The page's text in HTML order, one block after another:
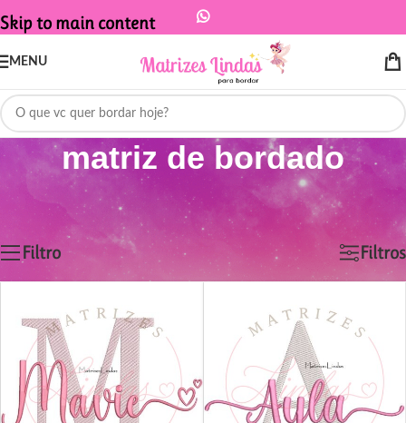
Skip to main content
MENU
matriz de bordado
Início / Produtos marcados com a tag “matriz de bordado”
Exibindo 1–12 de 484 resultados
Filtro Filtros